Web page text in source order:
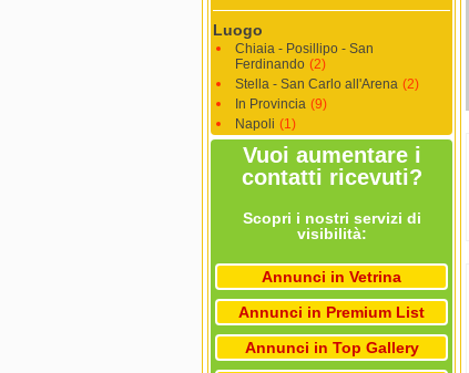
Luogo
Chiaia - Posillipo - San
Ferdinando (2)
Stella - San Carlo all'Arena (2)
In Provincia (9)
Napoli (1)
Vuoi aumentare i
contatti ricevuti?
Scopri i nostri servizi di
visibilità:
Annunci in Vetrina
Annunci in Premium List
Annunci in Top Gallery